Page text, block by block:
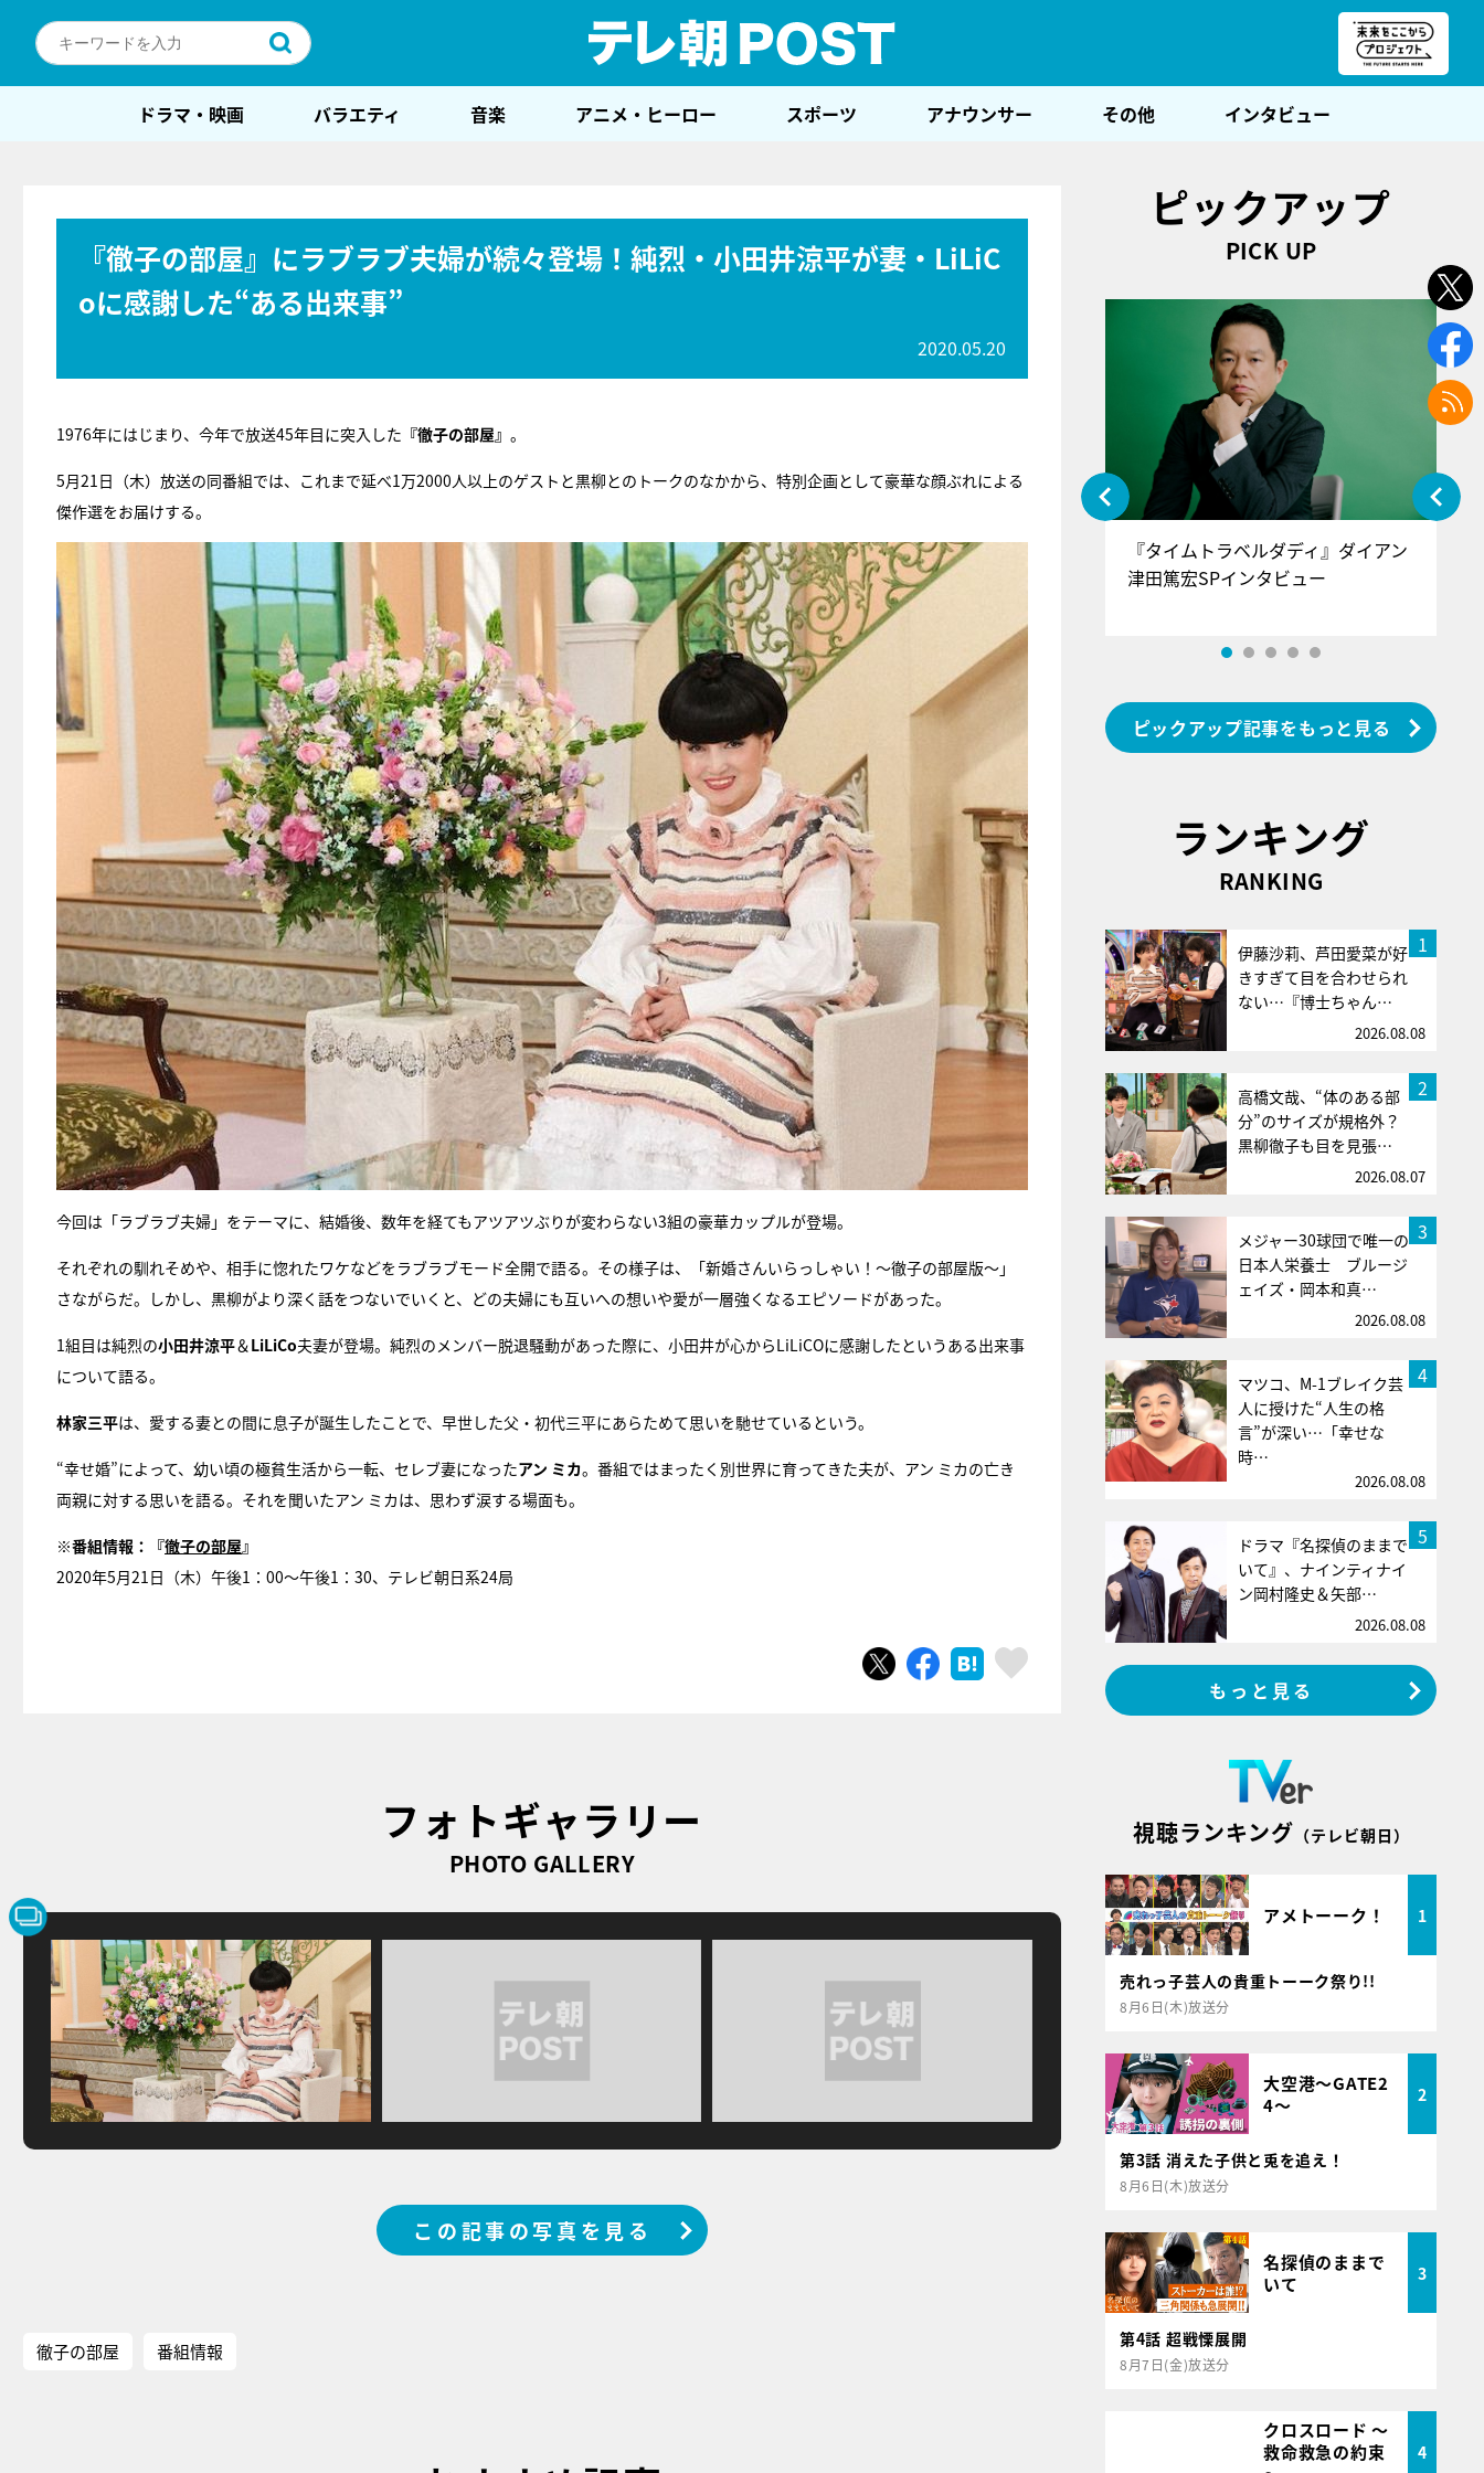
ドラマ・映画 バラエティ 音楽 アニメ・ヒーロー スポーツ アナウンサー その他 インタビュー
『徹子の部屋』にラブラブ夫婦が続々登場！純烈・小田井涼平が妻・LiLiC
oに感謝した“ある出来事”
2020.05.20
1976年にはじまり、今年で放送45年目に突入した 『徹子の部屋』 。
5月21日（木）放送の同番組では、これまで延べ1万2000人以上のゲストと黒柳とのトークのなかから、特別企画として豪華な顔ぶれによる
傑作選をお届けする。
今回は「ラブラブ夫婦」をテーマに、結婚後、数年を経てもアツアツぶりが変わらない3組の豪華カップルが登場。
それぞれの馴れそめや、相手に惚れたワケなどをラブラブモード全開で語る。その様子は、「新婚さんいらっしゃい！〜徹子の部屋版〜」
さながらだ。しかし、黒柳がより深く話をつないでいくと、どの夫婦にも互いへの想いや愛が一層強くなるエピソードがあった。
1組目は純烈の小田井涼平＆LiLiCo夫妻が登場。純烈のメンバー脱退騒動があった際に、小田井が心からLiLiCOに感謝したというある出来事
について語る。
林家三平は、愛する妻との間に息子が誕生したことで、早世した父・初代三平にあらためて思いを馳せているという。
“幸せ婚”によって、幼い頃の極貧生活から一転、セレブ妻になったアン ミカ。番組ではまったく別世界に育ってきた夫が、アン ミカの亡き
両親に対する思いを語る。それを聞いたアン ミカは、思わず涙する場面も。
※番組情報：『徹子の部屋』
2020年5月21日（木）午後1：00～午後1：30、テレビ朝日系24局
ツイートシェア はてブ
フォトギャラリー
PHOTO GALLERY
この記事の写真を見る
徹子の部屋 番組情報
ピックアップ
PICK UP
『アイ＝ラブ！げーみんぐ』＝LOV
E齋藤樹愛羅＆佐々木舞香SPインタ
ビュー
『タイムトラベルダディ』ダイアン
津田篤宏SPインタビュー
ピックアップ記事をもっと見る
ランキング
RANKING
1
伊藤沙莉、芦田愛菜が好
きすぎて目を合わせられ
ない…『博士ちゃん…
2026.08.08
2
高橋文哉、“体のある部
分”のサイズが規格外？
黒柳徹子も目を見張…
2026.08.07
3
メジャー30球団で唯一の
日本人栄養士 ブルージ
ェイズ・岡本和真…
2026.08.08
4
マツコ、M-1ブレイク芸
人に授けた“人生の格
言”が深い…「幸せな
時…
2026.08.08
5
ドラマ『名探偵のままで
いて』、ナインティナイ
ン岡村隆史＆矢部…
2026.08.08
もっと見る
視聴ランキング （テレビ朝日）
アメトーーク！ 1
売れっ子芸人の貴重トーーク祭り!!
8月6日(木)放送分
大空港～GATE2
4～
2
第3話 消えた子供と兎を追え！
8月6日(木)放送分
名探偵のままで
いて
3
第4話 超戦慄展開
8月7日(金)放送分
クロスロード ～
救命救急の約束
4